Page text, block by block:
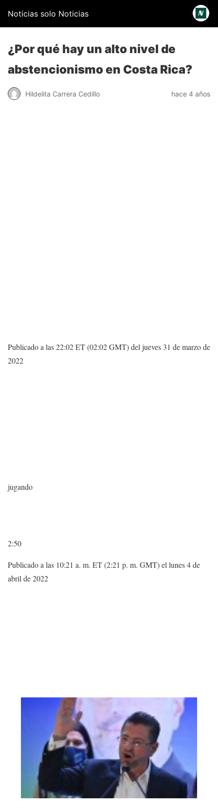
Noticias solo Noticias
¿Por qué hay un alto nivel de
abstencionismo en Costa Rica?
Hildelita Carrera Cedillo hace 4 años
Publicado a las 22:02 ET (02:02 GMT) del jueves 31 de marzo de
2022
jugando
2:50
Publicado a las 10:21 a. m. ET (2:21 p. m. GMT) el lunes 4 de
abril de 2022